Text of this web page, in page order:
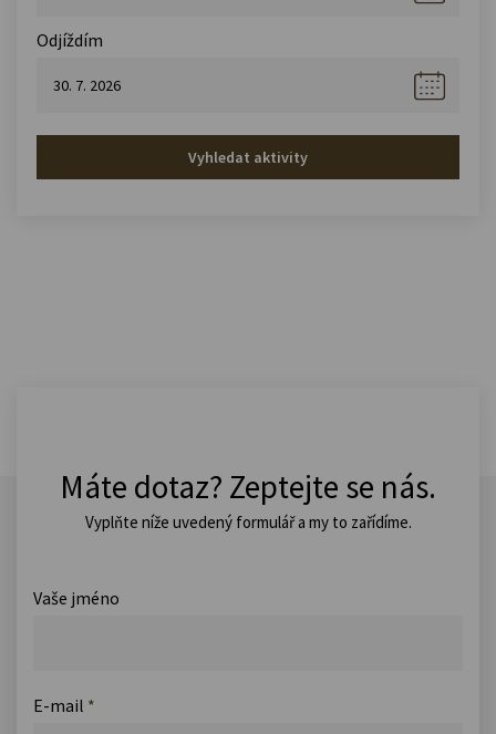
Odjíždím
Vyhledat aktivity
Máte dotaz? Zeptejte se nás.
Vyplňte níže uvedený formulář a my to zařídíme.
Vaše jméno
E-mail *